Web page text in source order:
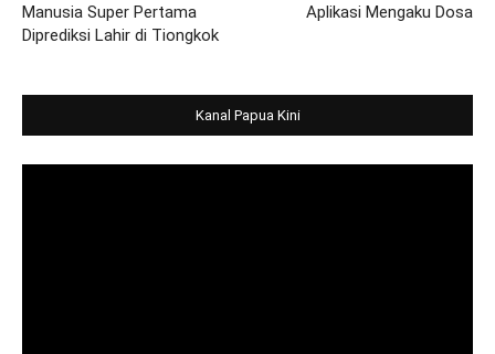
Manusia Super Pertama
Diprediksi Lahir di Tiongkok
Aplikasi Mengaku Dosa
Kanal Papua Kini